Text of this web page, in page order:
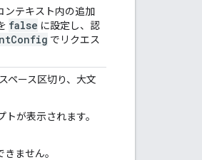
ンテキスト内の追加
false に設定し、認
Config でリクエス
ペース区切り、大文
が表示されます。
ません。